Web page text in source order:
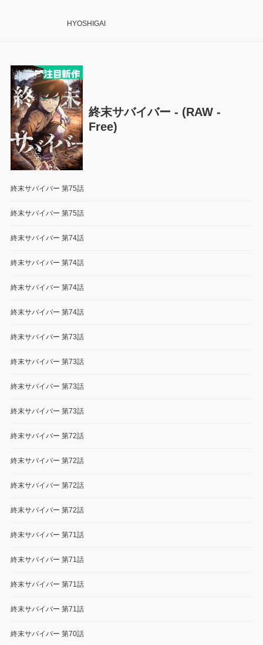
HYOSHIGAI
終末サバイバー - (RAW -
Free)
終末サバイバー 第75話
終末サバイバー 第75話
終末サバイバー 第74話
終末サバイバー 第74話
終末サバイバー 第74話
終末サバイバー 第74話
終末サバイバー 第73話
終末サバイバー 第73話
終末サバイバー 第73話
終末サバイバー 第73話
終末サバイバー 第72話
終末サバイバー 第72話
終末サバイバー 第72話
終末サバイバー 第72話
終末サバイバー 第71話
終末サバイバー 第71話
終末サバイバー 第71話
終末サバイバー 第71話
終末サバイバー 第70話